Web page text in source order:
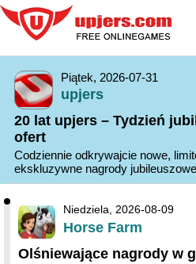
Piątek, 2026-07-31
upjers
20 lat upjers – Tydzień
ofert
Codziennie odkrywajcie nowe,
ekskluzywne nagrody
Niedziela, 2026-08-09
Horse Farm
Olśniewające nagrody w